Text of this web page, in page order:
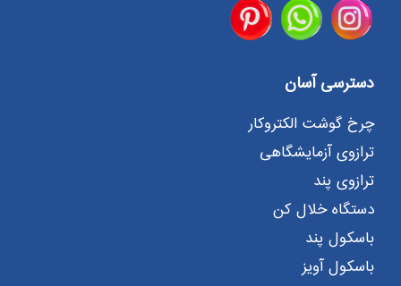
دسترسی آسان
چرخ گوشت الکتروکار
ترازوی آزمایشگاهی
ترازوی پند
دستگاه خلال کن
باسکول پند
باسکول آویز